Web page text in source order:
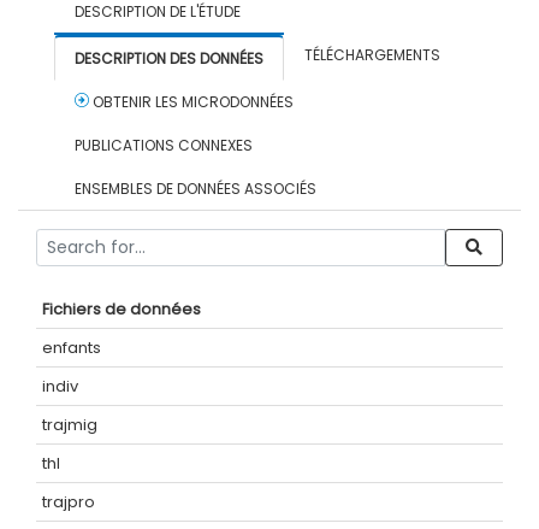
DESCRIPTION DE L'ÉTUDE
DESCRIPTION DES DONNÉES TÉLÉCHARGEMENTS
OBTENIR LES MICRODONNÉES
PUBLICATIONS CONNEXES
ENSEMBLES DE DONNÉES ASSOCIÉS
Fichiers de données
enfants
indiv
trajmig
thl
trajpro